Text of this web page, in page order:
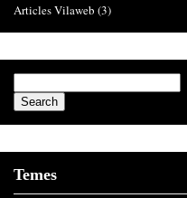
Articles Vilaweb (3)
Temes